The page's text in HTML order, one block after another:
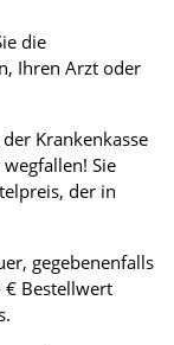
die
Ihren Arzt oder
Krankenkasse
Sie
der in
gegebenenfalls
€ Bestellwert